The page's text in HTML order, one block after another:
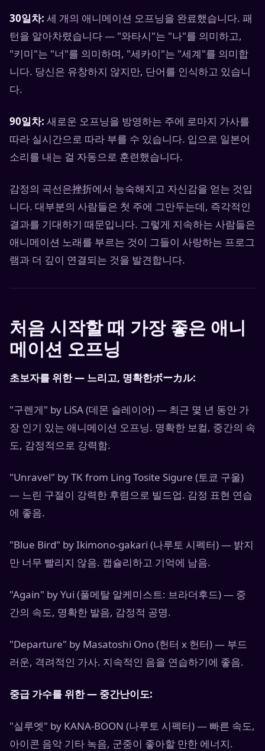
30일차: 세 개의 애니메이션 오프닝을 완료했습니다. 패
턴을 알아차렸습니다 — "와타시"는 "나"를 의미하고,
"키미"는 "너"를 의미하며, "세카이"는 "세계"를 의미합
니다. 당신은 유창하지 않지만, 단어를 인식하고 있습니
다.
90일차: 새로운 오프닝을 방영하는 주에 로마지 가사를
따라 실시간으로 따라 부를 수 있습니다. 입으로 일본어
소리를 내는 걸 자동으로 훈련했습니다.
감정의 곡선은挫折에서 능숙해지고 자신감을 얻는 것입
니다. 대부분의 사람들은 첫 주에 그만두는데, 즉각적인
결과를 기대하기 때문입니다. 그렇게 지속하는 사람들은
애니메이션 노래를 부르는 것이 그들이 사랑하는 프로그
램과 더 깊이 연결되는 것을 발견합니다.
처음 시작할 때 가장 좋은 애니
메이션 오프닝
초보자를 위한 — 느리고, 명확한ボーカル:
"구렌게" by LiSA (데몬 슬레이어) — 최근 몇 년 동안 가
장 인기 있는 애니메이션 오프닝. 명확한 보컬, 중간의 속
도, 감정적으로 강력함.
"Unravel" by TK from Ling Tosite Sigure (토쿄 구울)
— 느린 구절이 강력한 후렴으로 빌드업. 감정 표현 연습
에 좋음.
"Blue Bird" by Ikimono-gakari (나루토 시펙터) — 밝지
만 너무 빨리지 않음. 캡슐리하고 기억에 남음.
"Again" by Yui (풀메탈 알케미스트: 브라더후드) — 중
간의 속도, 명확한 발음, 감정적 공명.
"Departure" by Masatoshi Ono (헌터 x 헌터) — 부드
러운, 격려적인 가사. 지속적인 음을 연습하기에 좋음.
중급 가수를 위한 — 중간난이도:
"실루엣" by KANA-BOON (나루토 시펙터) — 빠른 속도,
아이콘 음악 기타 녹음, 군중이 좋아할 만한 에너지.